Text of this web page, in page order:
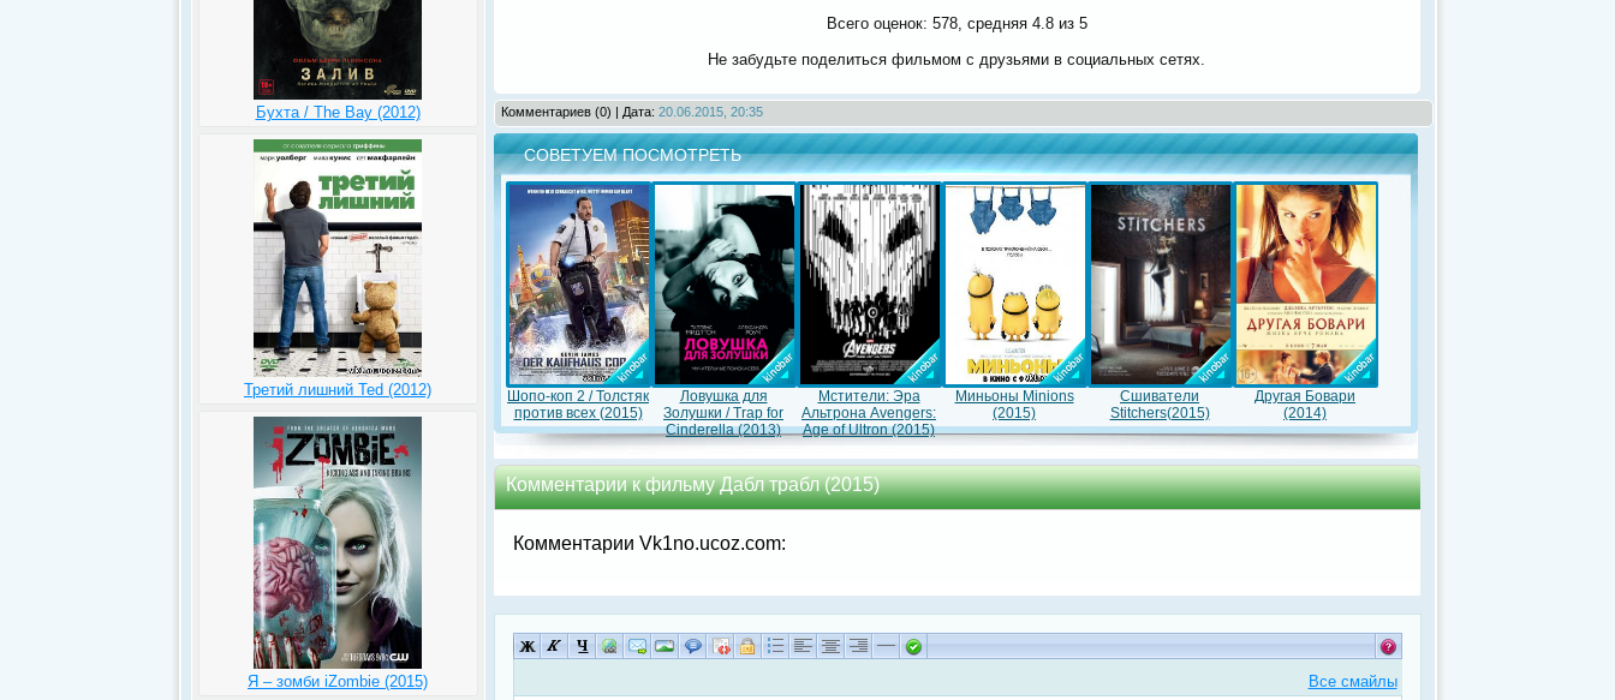
Бухта / The Bay (2012)
Третий лишний Ted (2012)
Я – зомби iZombie (2015)
Всего оценок: 578, средняя 4.8из 5
Не забудьте поделиться фильмом с друзьями в социальных сетях.
Комментариев (0) | Дата: 20.06.2015, 20:35
СОВЕТУЕМ ПОСМОТРЕТЬ
Шопо-коп 2 / Толстяк
против всех (2015)
Ловушка для
Золушки / Trap for
Cinderella (2013)
Мстители: Эра
Альтрона Avengers:
Age of Ultron (2015)
Миньоны Minions
(2015)
Сшиватели
Stitchers(2015)
Другая Бовари
(2014)
Комментарии к фильму Дабл трабл (2015)
Комментарии Vk1no.ucoz.com:
Все смайлы